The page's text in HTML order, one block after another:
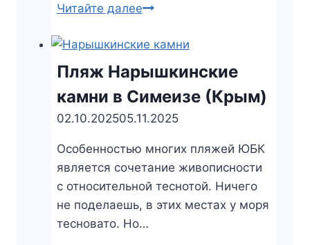
Читайте далееМузей
Семенова
интереснейшее
место
в
Олива
Пляж Нарышкинские
камни в Симеизе (Крым)
02.10.202505.11.2025
Особенностью многих пляжей ЮБК
является сочетание живописности
с относительной теснотой. Ничего
не поделаешь, в этих местах у моря
тесновато. Но…